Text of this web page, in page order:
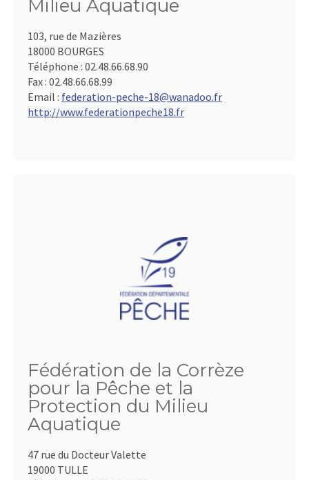
Milieu Aquatique
103, rue de Mazières
18000 BOURGES
Téléphone : 02.48.66.68.90
Fax : 02.48.66.68.99
Email : federation-peche-18@wanadoo.fr
http://www.federationpeche18.fr
Fédération de la Corrèze
pour la Pêche et la
Protection du Milieu
Aquatique
47 rue du Docteur Valette
19000 TULLE